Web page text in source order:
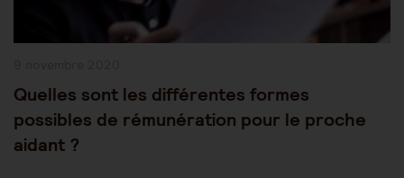
Quelles sont les différentes formes
possibles de rémunération pour le proche
aidant ?